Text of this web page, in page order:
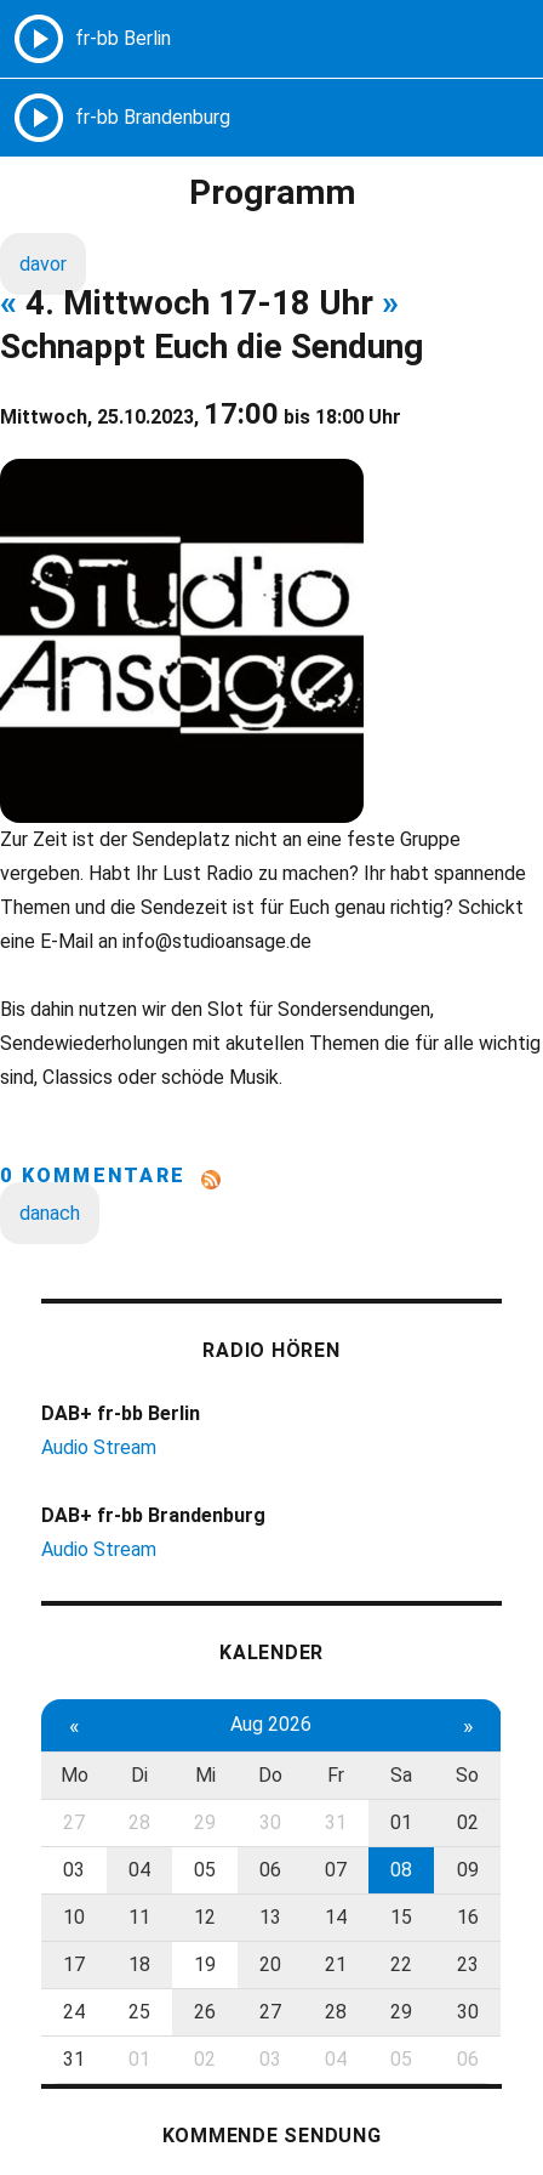
Freie Radios – Berlin Brandenburg
Programm
davor
« 4. Mittwoch 17-18 Uhr »
Schnappt Euch die Sendung
Mittwoch, 25.10.2023, 17:00 bis 18:00 Uhr
Zur Zeit ist der Sendeplatz nicht an eine feste Gruppe
vergeben. Habt Ihr Lust Radio zu machen? Ihr habt spannende
Themen und die Sendezeit ist für Euch genau richtig? Schickt
eine E-Mail an info@studioansage.de
Bis dahin nutzen wir den Slot für Sondersendungen,
Sendewiederholungen mit akutellen Themen die für alle wichtig
sind, Classics oder schöde Musik.
0 KOMMENTARE
danach
RADIO HÖREN
DAB+ fr-bb Berlin
Audio Stream
DAB+ fr-bb Brandenburg
Audio Stream
KALENDER
« Aug 2026 »
Mo Di Mi Do Fr Sa So
27 28 29 30 31 01 02
03 04 05 06 07 08 09
10 11 12 13 14 15 16
17 18 19 20 21 22 23
24 25 26 27 28 29 30
31 01 02 03 04 05 06
KOMMENDE SENDUNG